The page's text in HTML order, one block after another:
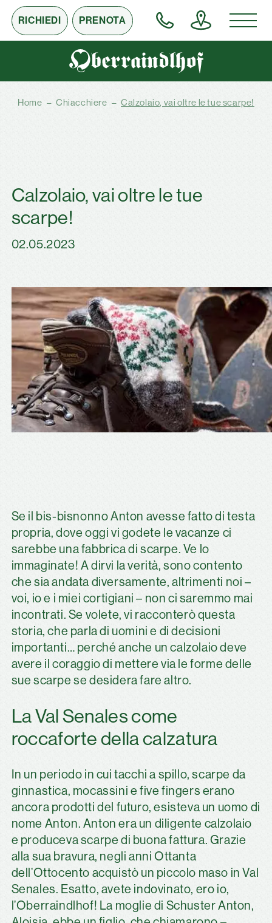
RICHIEDI PRENOTA
Home – Chiacchiere – Calzolaio, vai oltre le tue scarpe!
Calzolaio, vai oltre le tue
scarpe!
02.05.2023
Se il bis-bisnonno Anton avesse fatto di testa
propria, dove oggi vi godete le vacanze ci
sarebbe una fabbrica di scarpe. Ve lo
immaginate! A dirvi la verità, sono contento
che sia andata diversamente, altrimenti noi –
voi, io e i miei cortigiani – non ci saremmo mai
incontrati. Se volete, vi racconterò questa
storia, che parla di uomini e di decisioni
importanti… perché anche un calzolaio deve
avere il coraggio di mettere via le forme delle
sue scarpe se desidera fare altro.
La Val Senales come
roccaforte della calzatura
In un periodo in cui tacchi a spillo, scarpe da
ginnastica, mocassini e five fingers erano
ancora prodotti del futuro, esisteva un uomo di
nome Anton. Anton era un diligente calzolaio
e produceva scarpe di buona fattura. Grazie
alla sua bravura, negli anni Ottanta
dell’Ottocento acquistò un piccolo maso in Val
Senales. Esatto, avete indovinato, ero io,
l’Oberraindlhof! La moglie di Schuster Anton,